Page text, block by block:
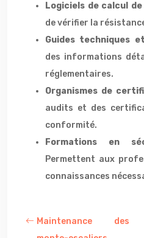
Logiciels de calcul
de vérifier la
Guides techniques
des informations
réglementaires.
Organismes de
audits et des
conformité.
Formations en
Permettent aux
connaissances
Maintenance des